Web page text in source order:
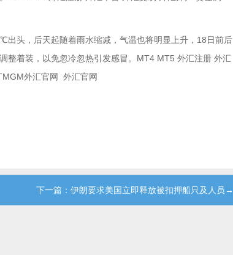
头，后天起随着雨水缩减，气温也将明显上升，18日前后
着装，以免忽冷忽热引发感冒。MT4 MT5 外汇注册 外汇
外汇官网 外汇官网
下一篇：伊朗要求美国立即释放被扣押船只及人员→